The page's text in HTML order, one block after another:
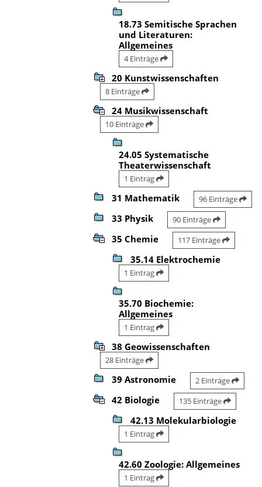
18.73 Semitische Sprachen
und Literaturen:
Allgemeines
4 Einträge
20 Kunstwissenschaften
8 Einträge
24 Musikwissenschaft
10 Einträge
24.05 Systematische
Theaterwissenschaft
1 Eintrag
31 Mathematik 96 Einträge
33 Physik 90 Einträge
35 Chemie 117 Einträge
35.14 Elektrochemie
1 Eintrag
35.70 Biochemie:
Allgemeines
1 Eintrag
38 Geowissenschaften
28 Einträge
39 Astronomie 2 Einträge
42 Biologie 135 Einträge
42.13 Molekularbiologie
1 Eintrag
42.60 Zoologie: Allgemeines
1 Eintrag